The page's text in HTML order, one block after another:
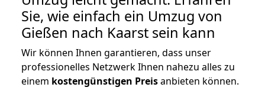
Sie, wie einfach ein Umzug von
Gießen nach Kaarst sein kann
Wir können Ihnen garantieren, dass unser
professionelles Netzwerk Ihnen nahezu alles zu
einem kostengünstigen Preisanbieten können.